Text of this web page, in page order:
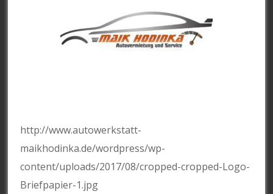
http://www.autowerkstatt-
maikhodinka.de/wordpress/wp-
content/uploads/2017/08/cropped-cropped-Logo-
Briefpapier-1.jpg